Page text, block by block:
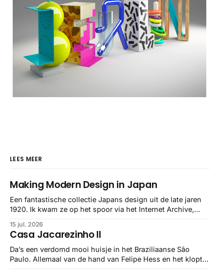
LEES MEER
Making Modern Design in Japan
Een fantastische collectie Japans design uit de late jaren
1920. Ik kwam ze op het spoor via het Internet Archive,
gebundeld in een: boek ✨ Daarin hebben ze alle scans een
stuk netter getrokken, maar op deze manier vind ik ze er
minstens
15 jul. 2026
Casa Jacarezinho II
Da’s een verdomd mooi huisje in het Braziliaanse São
Paulo. Allemaal van de hand van Felipe Hess en het klopt